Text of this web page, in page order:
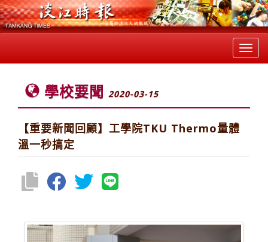
學校要聞 2020-03-15
【重要新聞回顧】工學院TKU Thermo量體
溫一秒搞定